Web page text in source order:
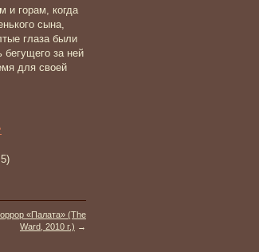
и горам, когда
сына,
глаза были
бегущего за ней
для своей
«Палата» (The
Ward, 2010 г.) →